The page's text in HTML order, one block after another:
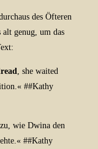
des Öfteren
genug, um das
, she waited
##Kathy
wie Dwina den
##Kathy